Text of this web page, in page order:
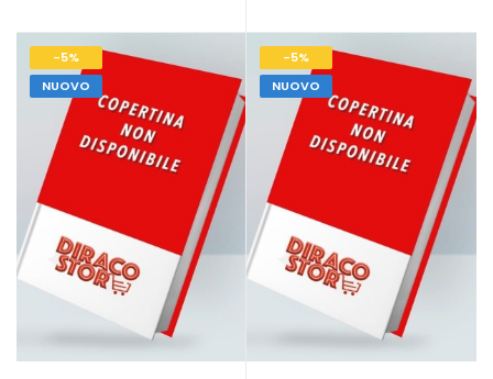
-5%
NUOVO
-5%
NUOVO